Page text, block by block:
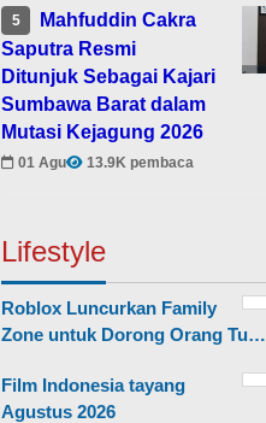
5
Mahfuddin Cakra
Saputra Resmi
Ditunjuk Sebagai Kajari
Sumbawa Barat dalam
Mutasi Kejagung 2026
01 Agu 13.9K pembaca
Lifestyle
Roblox Luncurkan Family
Zone untuk Dorong Orang Tu…
Film Indonesia tayang
Agustus 2026